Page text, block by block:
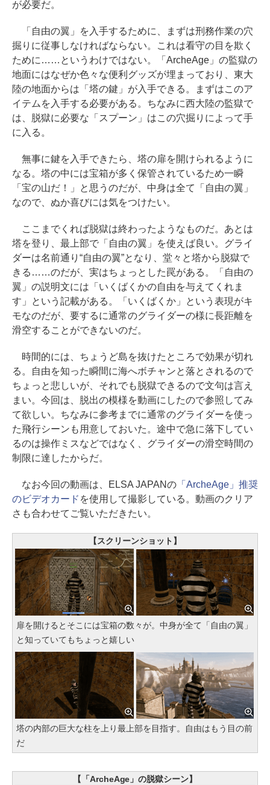
が必要だ。
「自由の翼」を入手するために、まずは刑務作業の穴
掘りに従事しなければならない。これは看守の目を欺く
ために……というわけではない。「ArcheAge」の監獄の
地面にはなぜか色々な便利グッズが埋まっており、東大
陸の地面からは「塔の鍵」が入手できる。まずはこのア
イテムを入手する必要がある。ちなみに西大陸の監獄で
は、脱獄に必要な「スプーン」はこの穴掘りによって手
に入る。
無事に鍵を入手できたら、塔の扉を開けられるように
なる。塔の中には宝箱が多く保管されているため一瞬
「宝の山だ！」と思うのだが、中身は全て「自由の翼」
なので、ぬか喜びには気をつけたい。
ここまでくれば脱獄は終わったようなものだ。あとは
塔を登り、最上部で「自由の翼」を使えば良い。グライ
ダーは名前通り“自由の翼”となり、堂々と塔から脱獄で
きる……のだが、実はちょっとした罠がある。「自由の
翼」の説明文には「いくばくかの自由を与えてくれま
す」という記載がある。「いくばくか」という表現がキ
モなのだが、要するに通常のグライダーの様に長距離を
滑空することができないのだ。
時間的には、ちょうど島を抜けたところで効果が切れ
る。自由を知った瞬間に海へボチャンと落とされるので
ちょっと悲しいが、それでも脱獄できるので文句は言え
まい。今回は、脱出の模様を動画にしたので参照してみ
て欲しい。ちなみに参考までに通常のグライダーを使っ
た飛行シーンも用意しておいた。途中で急に落下してい
るのは操作ミスなどではなく、グライダーの滑空時間の
制限に達したからだ。
なお今回の動画は、ELSA JAPANの「ArcheAge」推奨
のビデオカード を使用して撮影している。動画のクリア
さも合わせてご覧いただきたい。
【スクリーンショット】
扉を開けるとそこには宝箱の数々が。中身が全て「自由の翼」
と知っていてもちょっと嬉しい
塔の内部の巨大な柱を上り最上部を目指す。自由はもう目の前
だ
【「ArcheAge」の脱獄シーン】